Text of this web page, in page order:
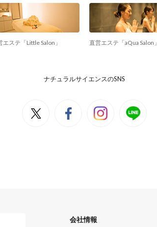
エステ「Little Salon」 直営エステ「aQua Salon」
ナチュラルサイエンスのSNS
会社情報